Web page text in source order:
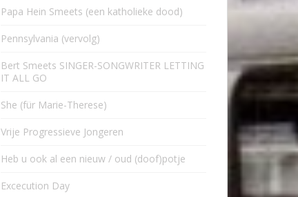
Papa Hein Smeets (een katholieke dood)
Pennsylvania (vervolg)
Bert Smeets SINGER-SONGWRITER LETTING
IT ALL GO
She (für Marie-Therese)
Vrije Progressieve Jongeren
Heb u ook al een nieuw / oud (doof)potje
Excecution Day